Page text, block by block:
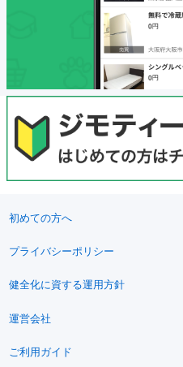
初めての方へ
プライバシーポリシー
健全化に資する運用方針
運営会社
ご利用ガイド